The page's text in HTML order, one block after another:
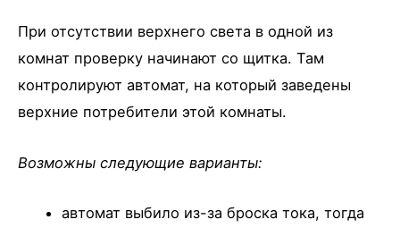
При отсутствии верхнего света в одной из
комнат проверку начинают со щитка. Там
контролируют автомат, на который заведены
верхние потребители этой комнаты.
Возможны следующие варианты:
автомат выбило из-за броска тока, тогда